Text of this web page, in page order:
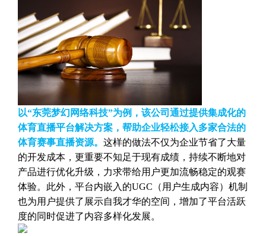
以“东莞梦幻网络科技”为例，该公司通过提供集成化的
体育直播平台解决方案，帮助企业轻松接入多家合法的
体育赛事直播资源。 这样的做法不仅为企业节省了大量
的开发成本，更重要不知足于现有成绩，持续不断地对
产品进行优化升级，力求带给用户更加流畅稳定的观赛
体验。此外，平台内嵌入的UGC（用户生成内容）机制
也为用户提供了展示自我才华的空间，增加了平台活跃
度的同时促进了内容多样化发展。